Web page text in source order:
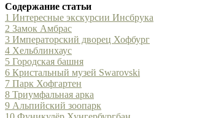
Содержание статьи
1 Интересные экскурсии Инсбрука
2 Замок Амбрас
3 Императорский дворец Хофбург
4 Хельблинхаус
5 Городская башня
6 Кристальный музей Swarovski
7 Парк Хофгартен
8 Триумфальная арка
9 Альпийский зоопарк